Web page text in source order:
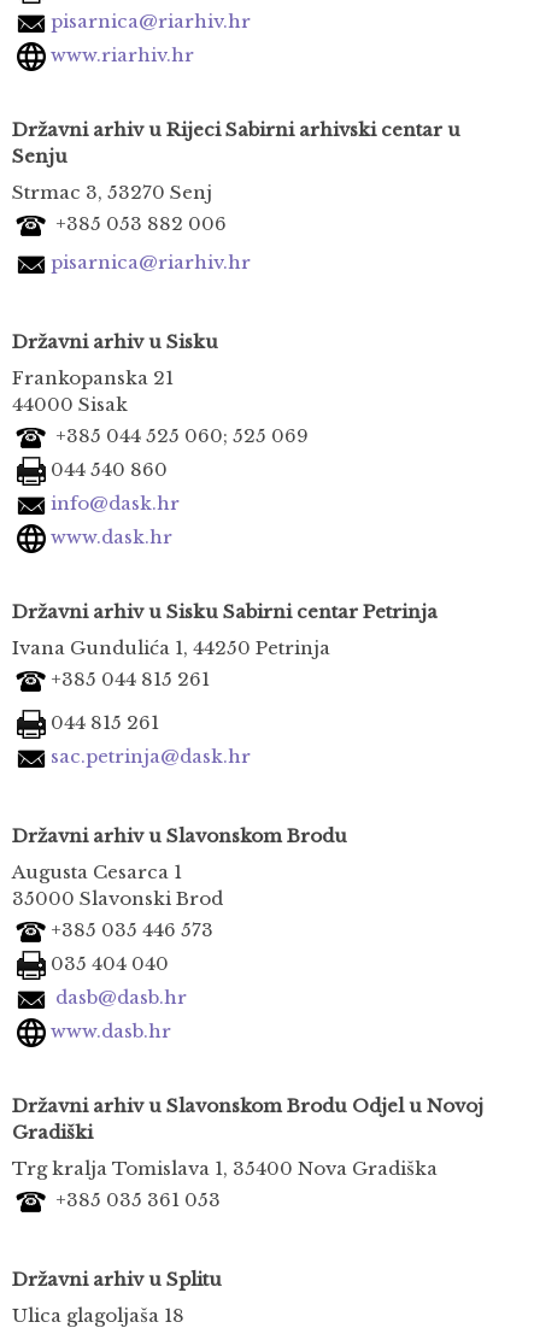
pisarnica@riarhiv.hr
www.riarhiv.hr
Državni arhiv u Rijeci Sabirni arhivski centar u
Senju
Strmac 3, 53270 Senj
+385 053 882 006
pisarnica@riarhiv.hr
Državni arhiv u Sisku
Frankopanska 21
44000 Sisak
+385 044 525 060; 525 069
044 540 860
info@dask.hr
www.dask.hr
Državni arhiv u Sisku Sabirni centar Petrinja
Ivana Gundulića 1, 44250 Petrinja
+385 044 815 261
044 815 261
sac.petrinja@dask.hr
Državni arhiv u Slavonskom Brodu
Augusta Cesarca 1
35000 Slavonski Brod
+385 035 446 573
035 404 040
dasb@dasb.hr
www.dasb.hr
Državni arhiv u Slavonskom Brodu Odjel u Novoj
Gradiški
Trg kralja Tomislava 1, 35400 Nova Gradiška
+385 035 361 053
Državni arhiv u Splitu
Ulica glagoljaša 18